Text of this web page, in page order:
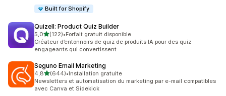
Built for Shopify
Quizell: Product Quiz Builder
5,0étoile(s) sur 5
(122)
122 avis au total
•Forfait gratuit disponible
Créateur d’entonnoirs de quiz de produits IA pour des quiz
engageants qui convertissent
Seguno Email Marketing
4,8étoile(s) sur 5
(644)
644 avis au total
•Installation gratuite
Newsletters et automatisation du marketing par e-mail compatibles
avec Canva et Sidekick